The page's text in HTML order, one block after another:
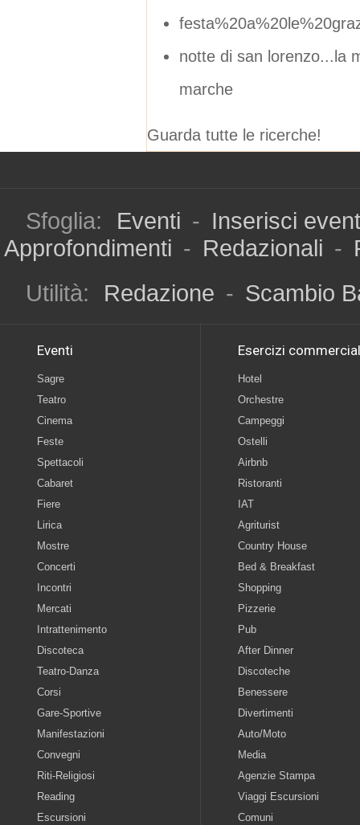
notte di san lorenzo...la
marche
Guarda tutte le ricerche!
Sfoglia: Eventi - Inserisci
Approfondimenti - Redazionali -
Utilità:
Redazione - Scambio
Eventi
Sagre
Teatro
Cinema
Feste
Spettacoli
Cabaret
Fiere
Lirica
Mostre
Concerti
Incontri
Mercati
Intrattenimento
Discoteca
Teatro-Danza
Corsi
Gare-Sportive
Manifestazioni
Convegni
Riti-Religiosi
Reading
Escursioni
Esercizi
Hotel
Orchestre
Campeggi
Ostelli
Airbnb
Ristoranti
IAT
Agriturist
Country House
Bed & Breakfast
Shopping
Pizzerie
Pub
After Dinner
Discoteche
Benessere
Divertimenti
Auto/Moto
Media
Agenzie Stampa
Viaggi Escursioni
Comuni